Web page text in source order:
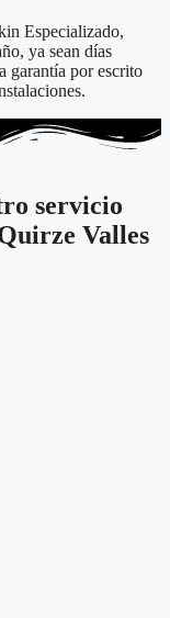
Especializado,
ya sean días
garantía por escrito
servicio
Valles